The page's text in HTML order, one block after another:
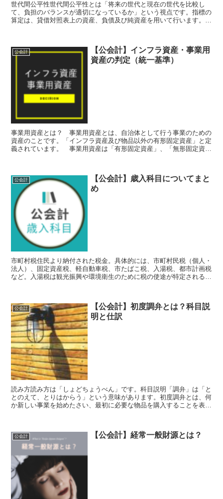
世代間公平性世代間公平性とは「将来の世代と現在の世代を比較し
て、負担のバランスが適切になっているか」という視点です。指標の
算定は、貸借対照表上の資産、負債及び純資産を用いて行います。資
公会計
【公会計】インフラ資産・事業用
資産の判定（統一基準）
事業用資産とは？ 事業用資産とは、自治体として行う事業のための
資産のことです。「インフラ資産及び物品以外の有形固定資産」と定
義されています。 事業用資産は「有形固定資産」、「無形固定資
公会計
【公会計】歳入科目についてまと
め
市町村税住民より納付された税金。具体的には、市町村民税（個人・
法人）、固定資産税、軽自動車税、市たばこ税、入湯税、都市計画税
など。入湯税は観光振興や環境衛生のために税の使途が特定される
公会計
【公会計】初度調弁とは？科目説
明と仕訳
読み方読み方は「しょどちょうべん」です。科目説明「調弁」は「と
とのえて、とりはからう」という意味があります。初度調弁とは、何
か新しい事業を始めたさい、最初に必要な物品を購入することを表し
公会計 【公会計】経常一般財源とは？